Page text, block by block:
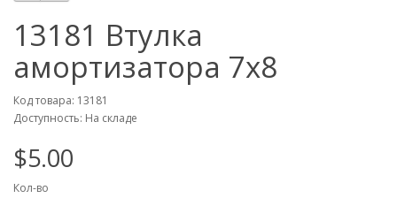
13181 Втулка
амортизатора 7х8
Код товара: 13181
Доступность: На складе
$5.00
Кол-во